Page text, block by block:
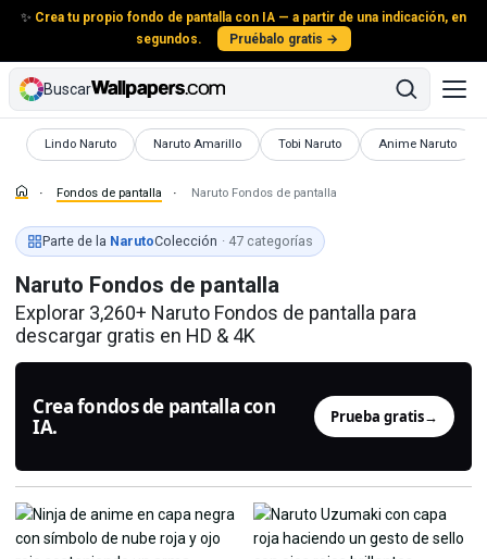
✨ Crea tu propio fondo de pantalla con IA — a partir de una indicación, en
segundos.
Pruébalo gratis →
Buscar
Lindo Naruto
Fondos de pantalla Naruto Amarillo
Fondos de pantalla Tobi Naruto
Fondos de pantallaAnime Naruto
Fondos de pantalla
Fondos de pantalla Naruto Fondos de pantalla
Parte de la NarutoColección · 47 categorías
Naruto Fondos de pantalla
Explorar 3,260+ Naruto Fondos de pantalla para
descargar gratis en HD & 4K
Crea fondos de pantalla con
IA.
Prueba gratis→